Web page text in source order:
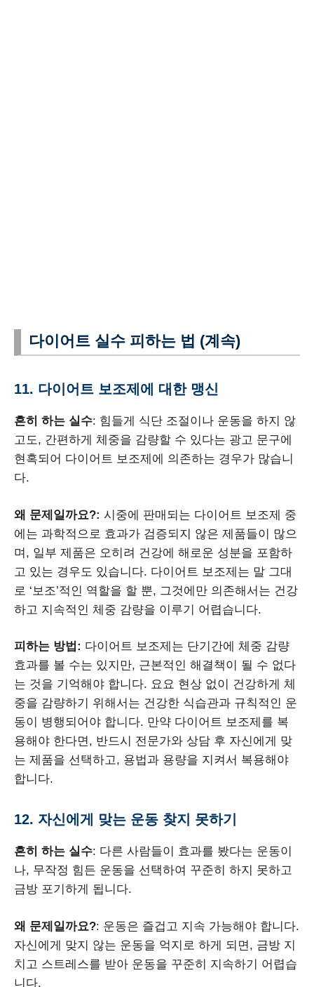
다이어트 실수 피하는 법 (계속)
11. 다이어트 보조제에 대한 맹신
흔히 하는 실수: 힘들게 식단 조절이나 운동을 하지 않
고도, 간편하게 체중을 감량할 수 있다는 광고 문구에
현혹되어 다이어트 보조제에 의존하는 경우가 많습니
다.
왜 문제일까요?: 시중에 판매되는 다이어트 보조제 중
에는 과학적으로 효과가 검증되지 않은 제품들이 많으
며, 일부 제품은 오히려 건강에 해로운 성분을 포함하
고 있는 경우도 있습니다. 다이어트 보조제는 말 그대
로 ‘보조’적인 역할을 할 뿐, 그것에만 의존해서는 건강
하고 지속적인 체중 감량을 이루기 어렵습니다.
피하는 방법: 다이어트 보조제는 단기간에 체중 감량
효과를 볼 수는 있지만, 근본적인 해결책이 될 수 없다
는 것을 기억해야 합니다. 요요 현상 없이 건강하게 체
중을 감량하기 위해서는 건강한 식습관과 규칙적인 운
동이 병행되어야 합니다. 만약 다이어트 보조제를 복
용해야 한다면, 반드시 전문가와 상담 후 자신에게 맞
는 제품을 선택하고, 용법과 용량을 지켜서 복용해야
합니다.
12. 자신에게 맞는 운동 찾지 못하기
흔히 하는 실수: 다른 사람들이 효과를 봤다는 운동이
나, 무작정 힘든 운동을 선택하여 꾸준히 하지 못하고
금방 포기하게 됩니다.
왜 문제일까요?: 운동은 즐겁고 지속 가능해야 합니다.
자신에게 맞지 않는 운동을 억지로 하게 되면, 금방 지
치고 스트레스를 받아 운동을 꾸준히 지속하기 어렵습
니다.